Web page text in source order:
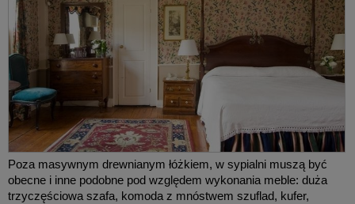
Poza masywnym drewnianym łóżkiem, w sypialni muszą być
obecne i inne podobne pod względem wykonania meble: duża
trzyczęściowa szafa, komoda z mnóstwem szuflad, kufer,